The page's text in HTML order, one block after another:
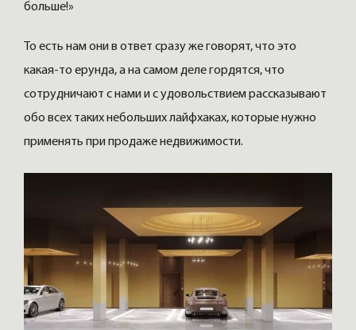
больше!»
То есть нам они в ответ сразу же говорят, что это
какая-то ерунда, а на самом деле гордятся, что
сотрудничают с нами и с удовольствием рассказывают
обо всех таких небольших лайфхаках, которые нужно
применять при продаже недвижимости.